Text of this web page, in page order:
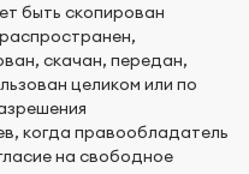
быть скопирован
скачан, передан,
целиком или по
когда правообладатель
на свободное